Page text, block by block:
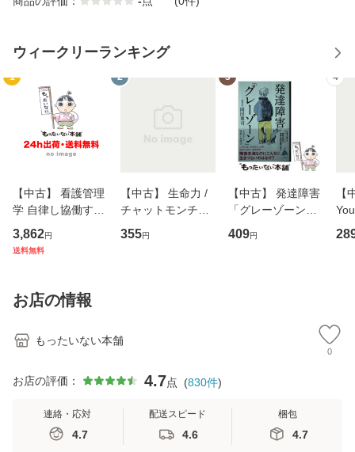
ウィークリーランキング
1
【中古】 看護管理
学 自律し協働する
専門職の看護マネ
ジメントスキル 改
恵 藤本幸三 / 南江
堂 [単行
3,862円
送料無料
2
【中古】 生命力 /
チャットモンチー /
キューンレコード
[CD]【メール便送
355円
3
【中古】 発達障害
「グレーゾーン」
その正しい理解と
克服法 (SB新書 57
409円
4
【
のが
お店の情報
もったいない本舗
0
お店の評価： 4.7点 (830件)
連絡・応対
4.7
配送スピード
4.6
梱包
4.7